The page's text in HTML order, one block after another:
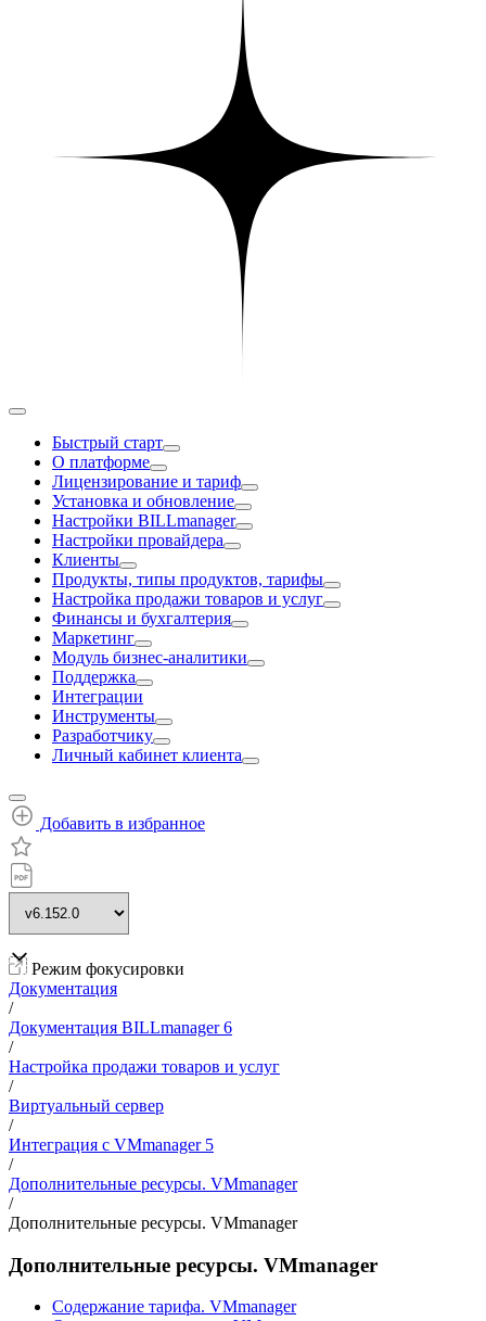
Быстрый старт
О платформе
Лицензирование и тариф
Установка и обновление
Настройки BILLmanager
Настройки провайдера
Клиенты
Продукты, типы продуктов, тарифы
Настройка продажи товаров и услуг
Финансы и бухгалтерия
Маркетинг
Модуль бизнес-аналитики
Поддержка
Интеграции
Инструменты
Разработчику
Личный кабинет клиента
Добавить в избранное
Режим фокусировки
Документация
/
Документация BILLmanager 6
/
Настройка продажи товаров и услуг
/
Виртуальный сервер
/
Интеграция с VMmanager 5
/
Дополнительные ресурсы. VMmanager
/
Дополнительные ресурсы. VMmanager
Дополнительные ресурсы. VMmanager
Содержание тарифа. VMmanager